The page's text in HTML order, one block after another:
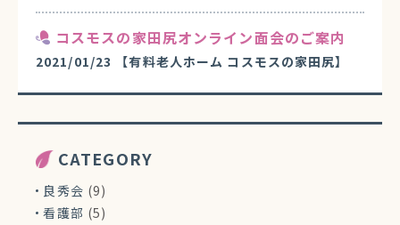
コスモスの家田尻オンライン面会のご案内
2021/01/23 【有料老人ホーム コスモスの家田尻】
CATEGORY
良秀会 (9)
看護部 (5)